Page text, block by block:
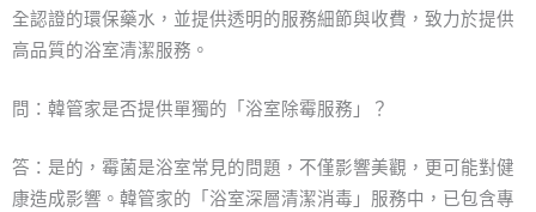
全認證的環保藥水，並提供透明的服務細節與收費，致力於提供
高品質的浴室清潔服務。
問：韓管家是否提供單獨的「浴室除霉服務」？
答：是的，霉菌是浴室常見的問題，不僅影響美觀，更可能對健
康造成影響。韓管家的「浴室深層清潔消毒」服務中，已包含專